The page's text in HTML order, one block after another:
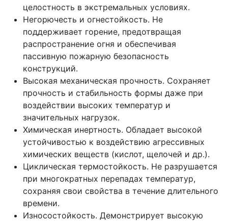
целостность в экстремальных условиях.
Негорючесть и огнестойкость. Не
поддерживает горение, предотвращая
распространение огня и обеспечивая
пассивную пожарную безопасность
конструкций.
Высокая механическая прочность. Сохраняет
прочность и стабильность формы даже при
воздействии высоких температур и
значительных нагрузок.
Химическая инертность. Обладает высокой
устойчивостью к воздействию агрессивных
химических веществ (кислот, щелочей и др.).
Циклическая термостойкость. Не разрушается
при многократных перепадах температур,
сохраняя свои свойства в течение длительного
времени.
Износостойкость. Демонстрирует высокую